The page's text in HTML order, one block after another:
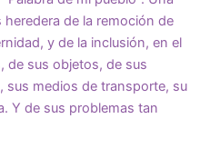
de la remoción de
y de la inclusión, en el
de sus objetos, de sus
sus medios de transporte, su
Y de sus problemas tan